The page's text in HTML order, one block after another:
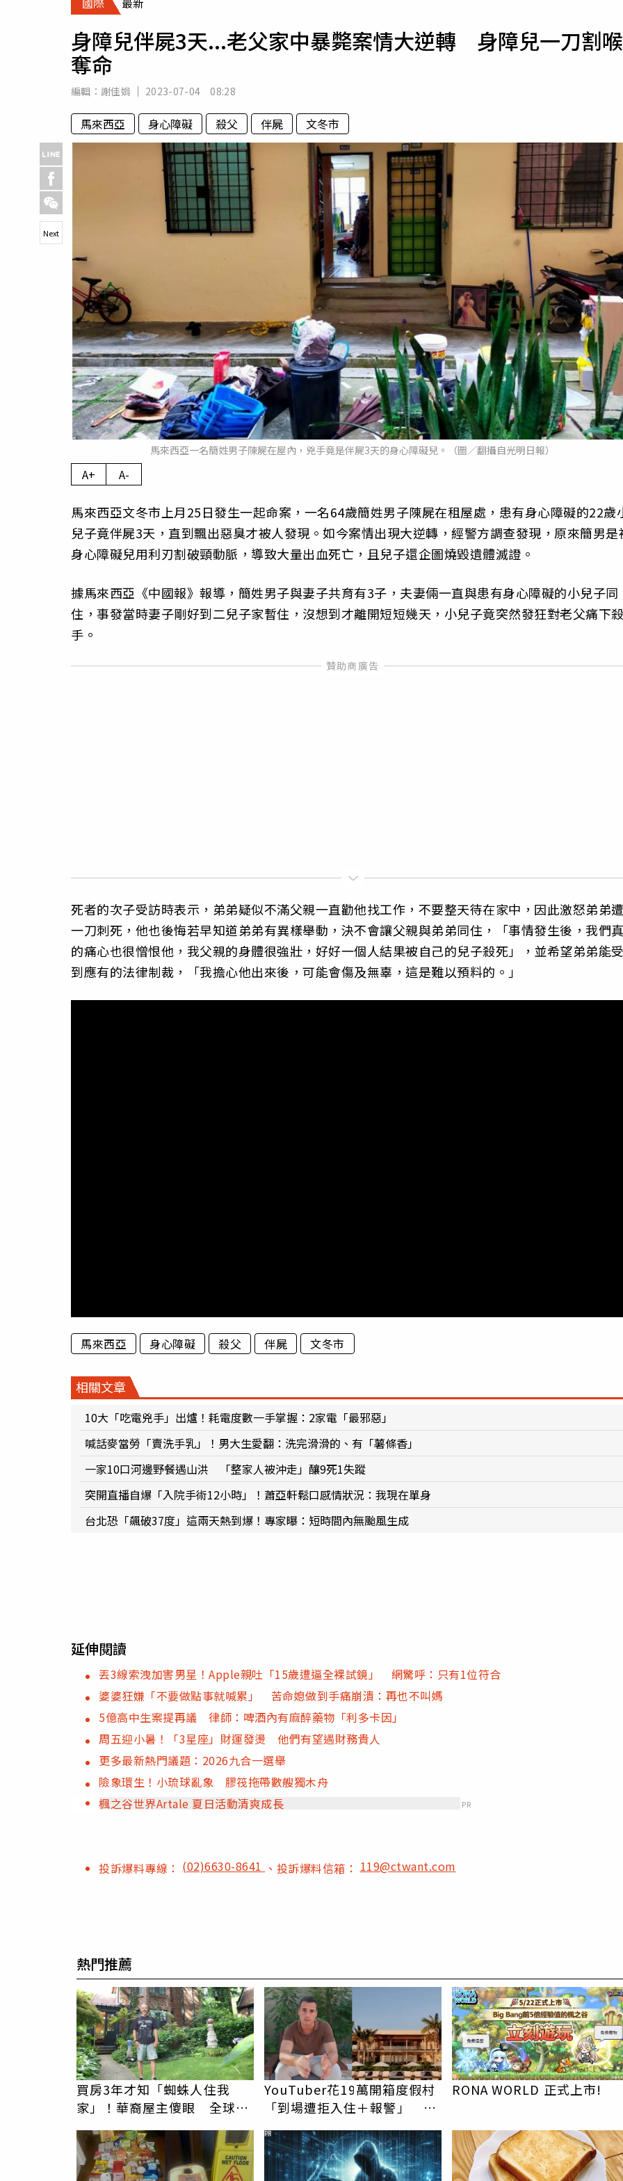
專欄
運勢
身障兒伴屍3天...老父家中暴斃案情大逆轉 身障兒一刀割喉
奪命
編輯： 謝佳娟 2023-07-04 08:28
馬來西亞 身心障礙 殺父 伴屍 文冬市
馬來西亞一名簡姓男子陳屍在屋內，兇手竟是伴屍3天的身心障礙兒。（圖／翻攝自光明日報）
Next
A+ A-
馬來西亞文冬市上月25日發生一起命案，一名64歲簡姓男子陳屍在租屋處，患有身心障礙的22歲
兒子竟伴屍3天，直到飄出惡臭才被人發現。如今案情出現大逆轉，經警方調查發現，原來簡男是
身心障礙兒用利刃割破頸動脈，導致大量出血死亡，且兒子還企圖燒毀遺體滅證。
據馬來西亞《中國報》報導，簡姓男子與妻子共育有3子，夫妻倆一直與患有身心障礙的小兒子同
住，事發當時妻子剛好到二兒子家暫住，沒想到才離開短短幾天，小兒子竟突然發狂對老父痛下
手。
死者的次子受訪時表示，弟弟疑似不滿父親一直勸他找工作，不要整天待在家中，因此激怒弟弟
一刀刺死，他也後悔若早知道弟弟有異樣舉動，決不會讓父親與弟弟同住，「事情發生後，我們
的痛心也很憎恨他，我父親的身體很強壯，好好一個人結果被自己的兒子殺死」，並希望弟弟能
到應有的法律制裁，「我擔心他出來後，可能會傷及無辜，這是難以預料的。」
馬來西亞 身心障礙 殺父 伴屍 文冬市
相關文章
10大「吃電兇手」出爐！耗電度數一手掌握：2家電「最邪惡」
喊話麥當勞「賣洗手乳」！男大生愛翻：洗完滑滑的、有「薯條香」
一家10口河邊野餐遇山洪 「整家人被沖走」釀9死1失蹤
突開直播自爆「入院手術12小時」！蕭亞軒鬆口感情狀況：我現在單身
台北恐「飆破37度」這兩天熱到爆！專家曝：短時間內無颱風生成
延伸閱讀
丟3線索洩加害男星！Apple親吐「15歲遭逼全裸試鏡」 網驚呼：只有1位符合
婆婆狂嫌「不要做點事就喊累」 苦命媳做到手痛崩潰：再也不叫媽
5億高中生案提再議 律師：啤酒內有麻醉藥物「利多卡因」
周五迎小暑！「3星座」財運發燙 他們有望遇財務貴人
更多最新熱門議題：2026九合一選舉
險象環生！小琉球亂象 膠筏拖帶數艘獨木舟
楓之谷世界Artale 夏日活動清爽成長
PR
投訴爆料專線： (02)6630-8641 、投訴爆料信箱：119@ctwant.com
熱門推薦
買房3年才知「蜘蛛人住我
家」！華裔屋主傻眼 全球童
真信件狂寄來
YouTuber花19萬開箱度假村
「到場遭拒入住＋報警」 粉
絲怒灌1星負評
RONA WORLD 正式上市!
PR
PR